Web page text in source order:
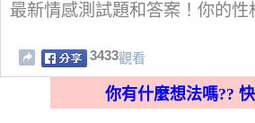
最新情感測試題和答案！你的
3433觀看
你有什麼想法嗎??